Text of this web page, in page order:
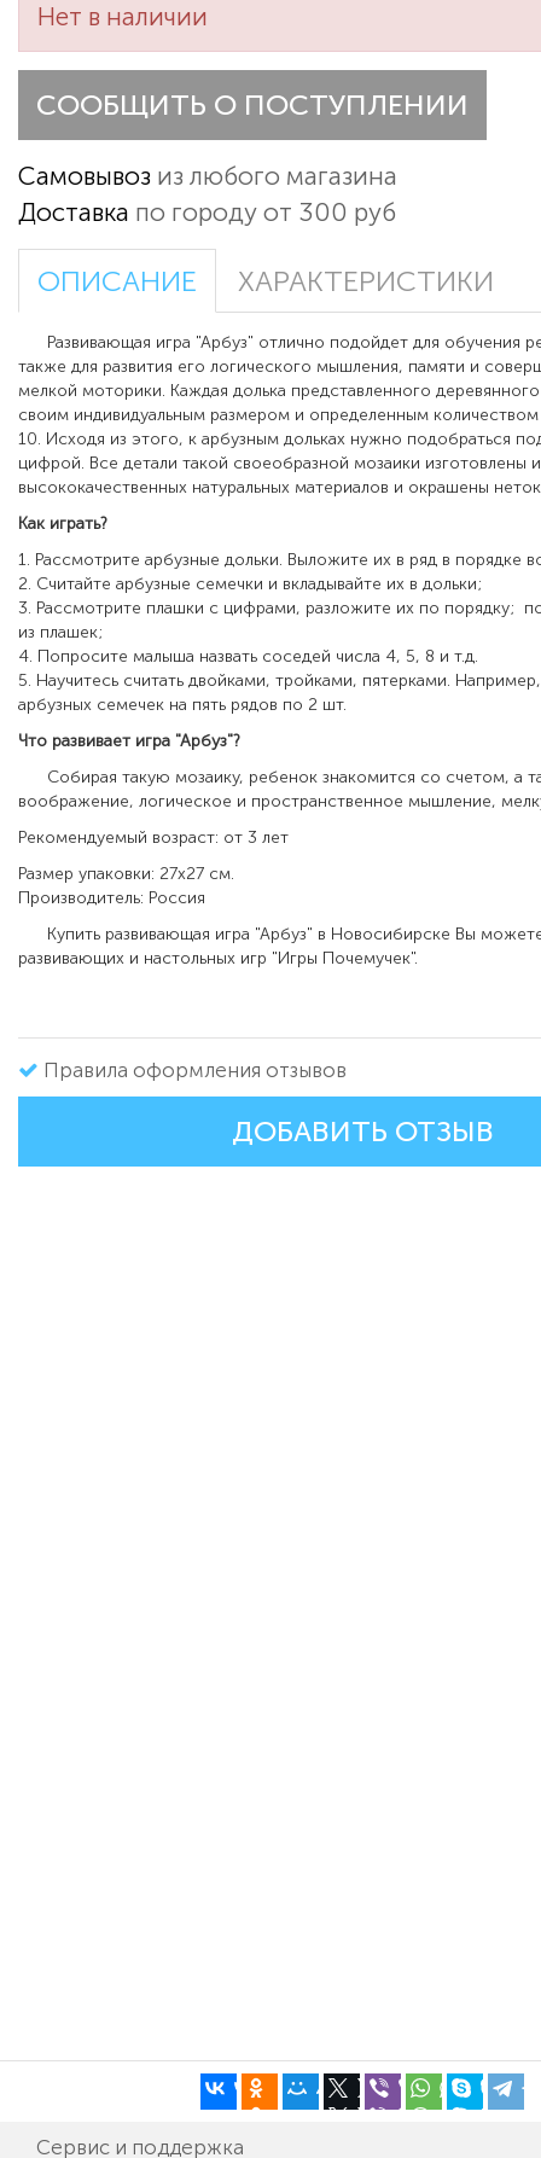
Нет в наличии
СООБЩИТЬ О ПОСТУПЛЕНИИ
Самовывоз из любого магазина
Доставка по городу от 300 руб
ОПИСАНИЕ ХАРАКТЕРИСТИКИ
Развивающая игра "Арбуз" отлично подойдет для обучения
также для развития его логического мышления, памяти и
мелкой моторики. Каждая долька представленного
своим индивидуальным размером и определенным
10. Исходя из этого, к арбузным дольках нужно подобраться
цифрой. Все детали такой своеобразной мозаики изготовлены
высококачественных натуральных материалов и окрашены
Как играть?
1. Рассмотрите арбузные дольки. Выложите их в ряд в порядке
2. Считайте арбузные семечки и вкладывайте их в дольки;
3. Рассмотрите плашки с цифрами, разложите их по порядку;
из плашек;
4. Попросите малыша назвать соседей числа 4, 5, 8 и т.д.
5. Научитесь считать двойками, тройками, пятерками.
арбузных семечек на пять рядов по 2 шт.
Что развивает игра "Арбуз"?
Собирая такую мозаику, ребенок знакомится со счетом, а
воображение, логическое и пространственное мышление,
Рекомендуемый возраст: от 3 лет
Размер упаковки: 27х27 см.
Производитель: Россия
Купить развивающая игра "Арбуз" в Новосибирске Вы
развивающих и настольных игр "Игры Почемучек".
Правила оформления отзывов
ДОБАВИТЬ ОТЗЫВ
Сервис и поддержка